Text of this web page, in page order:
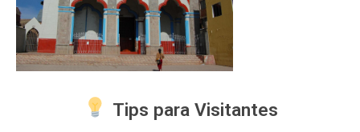
Tips para Visitantes